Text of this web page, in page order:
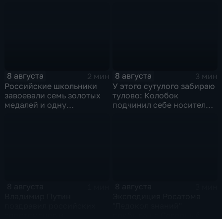
8 августа
2 мин
Российские школьники
завоевали семь золотых
медалей и одну
8 августа
3 мин
У этого сутулого забираю
тулово: Колобок
подчинил себе носителя в